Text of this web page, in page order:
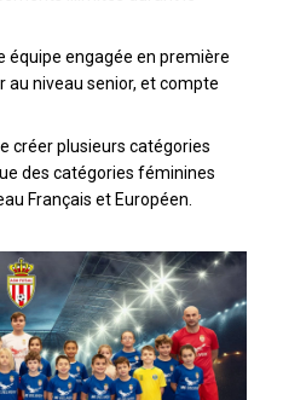
équipe engagée en première
au niveau senior, et compte
créer plusieurs catégories
des catégories féminines
Français et Européen.